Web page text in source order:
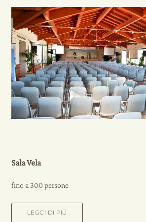
L’ospitalità
I sapori
Le attività
Il ristorante
Sala Vela
fino a 300 persone
LEGGI DI PIÙ